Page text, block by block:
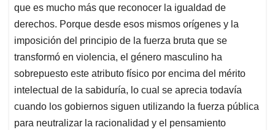
que es mucho más que reconocer la igualdad de
derechos. Porque desde esos mismos orígenes y la
imposición del principio de la fuerza bruta que se
transformó en violencia, el género masculino ha
sobrepuesto este atributo físico por encima del mérito
intelectual de la sabiduría, lo cual se aprecia todavía
cuando los gobiernos siguen utilizando la fuerza pública
para neutralizar la racionalidad y el pensamiento